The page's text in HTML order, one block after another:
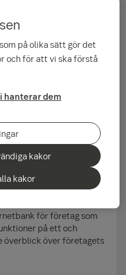
av Business Arena, som
företag.
för företag som
på ett och
överblick över företagets
på olika sätt gör det
och för att vi ska förstå
hanterar dem
kakor
kakor